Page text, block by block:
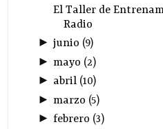
El Taller de
Radio
► junio (9)
► mayo (2)
► abril(10)
► marzo (5)
► febrero (3)